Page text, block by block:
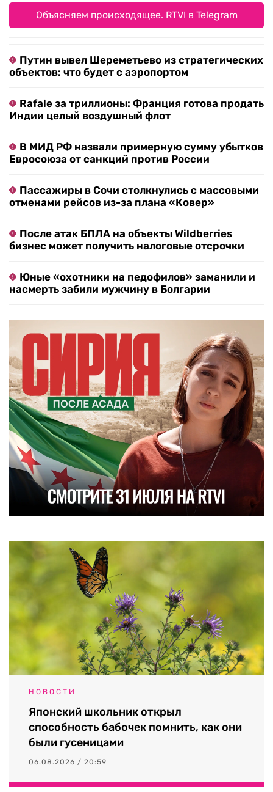
Объясняем происходящее. RTVI в Telegram
Путин вывел Шереметьево из стратегических
объектов: что будет с аэропортом
Rafale за триллионы: Франция готова продать
Индии целый воздушный флот
В МИД РФ назвали примерную сумму убытков
Евросоюза от санкций против России
Пассажиры в Сочи столкнулись с массовыми
отменами рейсов из-за плана «Ковер»
После атак БПЛА на объекты Wildberries
бизнес может получить налоговые отсрочки
Юные «охотники на педофилов» заманили и
насмерть забили мужчину в Болгарии
НОВОСТИ
Японский школьник открыл
способность бабочек помнить, как они
были гусеницами
06.08.2026 / 20:59